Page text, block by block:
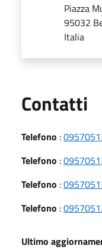
Piazza
95032
Italia
Contatti
Telefono :
Telefono :
Telefono :
Telefono :
Ultimo